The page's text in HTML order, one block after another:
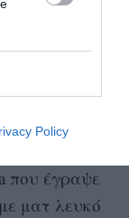
Policy της
που έγραψε
ματ λευκό